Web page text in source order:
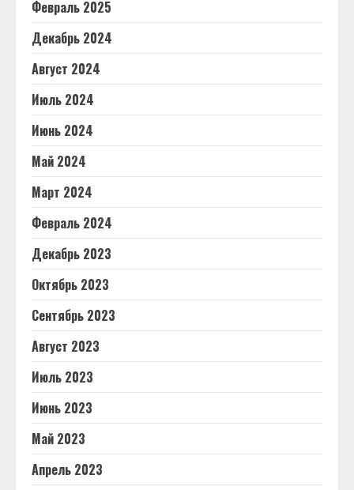
Февраль 2025
Декабрь 2024
Август 2024
Июль 2024
Июнь 2024
Май 2024
Март 2024
Февраль 2024
Декабрь 2023
Октябрь 2023
Сентябрь 2023
Август 2023
Июль 2023
Июнь 2023
Май 2023
Апрель 2023